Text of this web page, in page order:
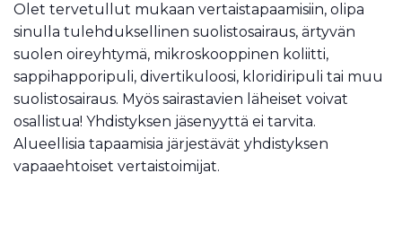
Olet tervetullut mukaan vertaistapaamisiin, olipa
sinulla tulehduksellinen suolistosairaus, ärtyvän
suolen oireyhtymä, mikroskooppinen koliitti,
sappihapporipuli, divertikuloosi, kloridiripuli tai muu
suolistosairaus. Myös sairastavien läheiset voivat
osallistua! Yhdistyksen jäsenyyttä ei tarvita.
Alueellisia tapaamisia järjestävät yhdistyksen
vapaaehtoiset vertaistoimijat.